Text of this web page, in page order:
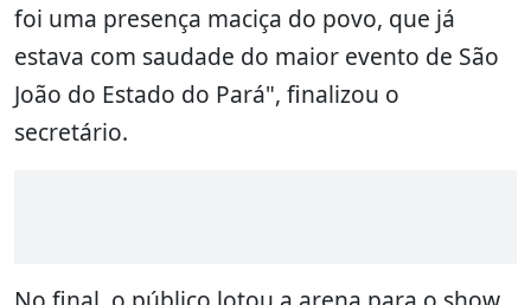
foi uma presença maciça do povo, que já
estava com saudade do maior evento de São
João do Estado do Pará", finalizou o
secretário.